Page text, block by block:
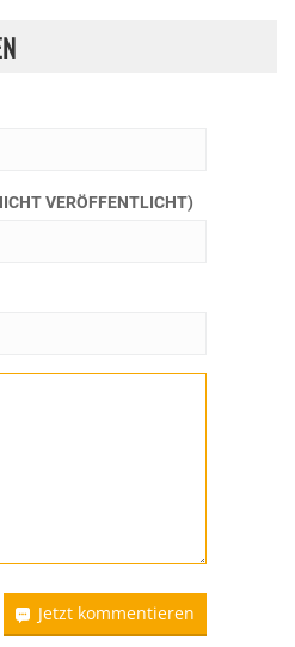
VERÖFFENTLICHT)
Jetzt kommentieren